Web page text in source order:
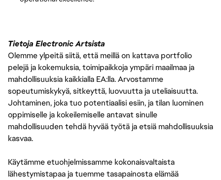
Tietoja Electronic Artsista
Olemme ylpeitä siitä, että meillä on kattava portfolio
pelejä ja kokemuksia, toimipaikkoja ympäri maailmaa ja
mahdollisuuksia kaikkialla EA:lla. Arvostamme
sopeutumiskykyä, sitkeyttä, luovuutta ja uteliaisuutta.
Johtaminen, joka tuo potentiaalisi esiin, ja tilan luominen
oppimiselle ja kokeilemiselle antavat sinulle
mahdollisuuden tehdä hyvää työtä ja etsiä mahdollisuuksia
kasvaa.
Käytämme etuohjelmissamme kokonaisvaltaista
lähestymistapaa ja tuemme tasapainosta elämää